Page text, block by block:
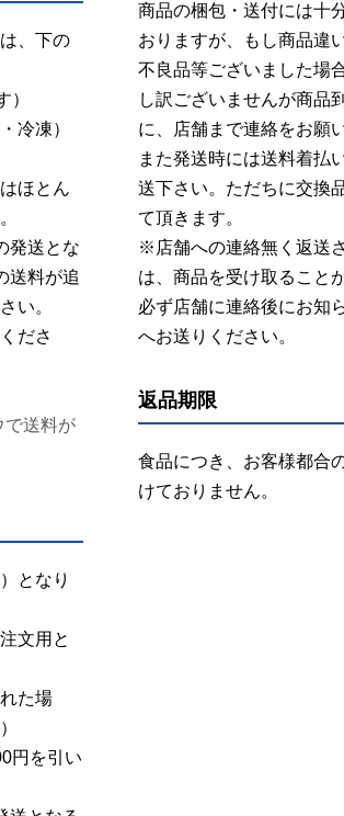
、下の
）
冷凍）
ほとん
発送とな
送料が追
い。
ださ
送料が
となり
文用と
た場
円を引い
商品の梱包・送付には十
おりますが、もし商品違
不良品等ございました場
し訳ございませんが商品
に、店舗まで連絡をお願
また発送時には送料着払
送下さい。ただちに交換
て頂きます。
※店舗への連絡無く返送
は、商品を受け取ること
必ず店舗に連絡後にお知
へお送りください。
返品期限
食品につき、お客様都合
けておりません。